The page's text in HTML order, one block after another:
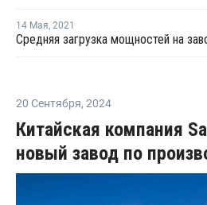
14 Мая, 2021
20 Сентября, 2024
Китайская компания
новый завод по